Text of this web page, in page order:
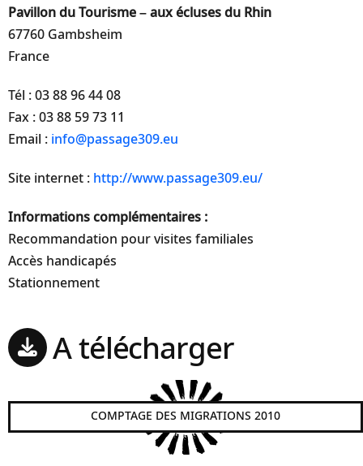
Pavillon du Tourisme – aux écluses du Rhin
67760 Gambsheim
France
Tél : 03 88 96 44 08
Fax : 03 88 59 73 11
Email : info@passage309.eu
Site internet : http://www.passage309.eu/
Informations complémentaires :
Recommandation pour visites familiales
Accès handicapés
Stationnement
A télécharger
COMPTAGE DES MIGRATIONS 2010